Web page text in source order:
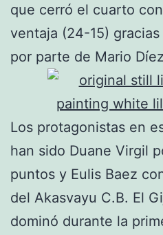
que cerró el cuarto
ventaja (24-15)
por parte de Mario
Los protagonistas en
han sido Duane Virgil
puntos y Eulis Baez
del Akasvayu C.B. El
dominó durante la